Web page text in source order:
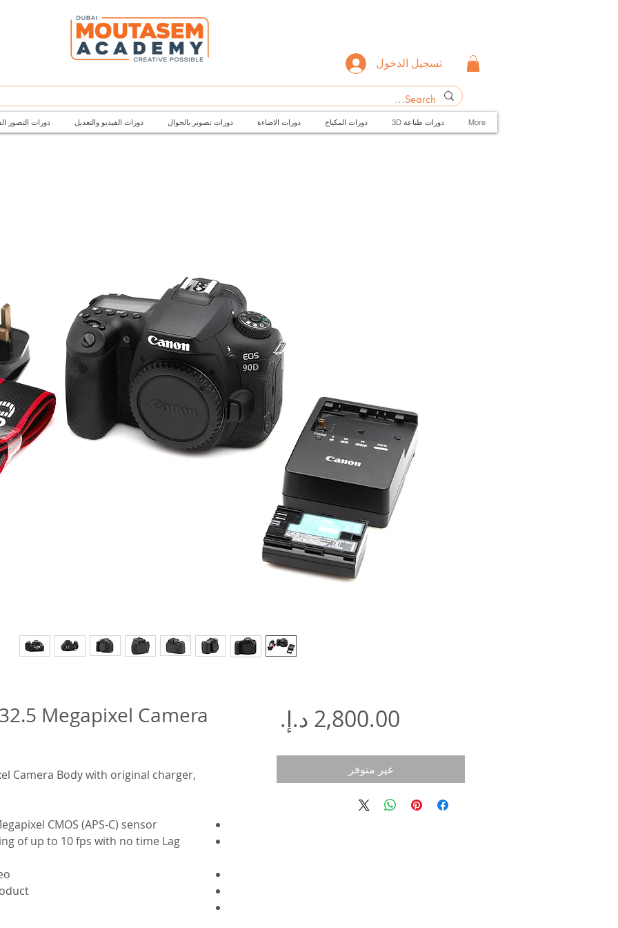
تسجيل الدخول
دورات التصور دورات الفيديو والتعديل دورات تصوير بالجوال دورات الاضاءة دورات المكياج 3D دورات طباعة More
Megapixel Camera
Camera Body with original charger,
CMOS (APS-C) sensor
of up to 10 fps with no time Lag
غير متوفر